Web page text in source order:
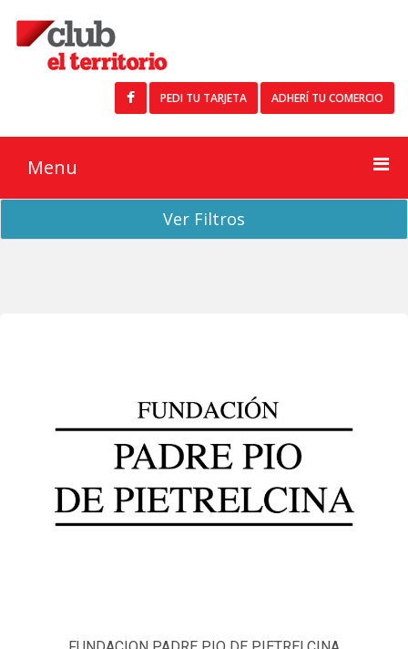
PEDI TU TARJETA ADHERÍ TU COMERCIO
Menu
Categorias
Gastronomía
Ver Filtros